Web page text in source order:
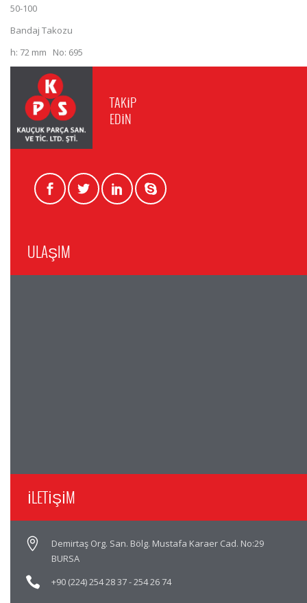
50-100
Bandaj Takozu
h: 72 mm No: 695
TAKİP
EDİN
ULAŞIM
İLETİŞİM
Demirtaş Org. San. Bölg. Mustafa Karaer Cad. No:29
BURSA
+90 (224) 254 28 37-254 26 74